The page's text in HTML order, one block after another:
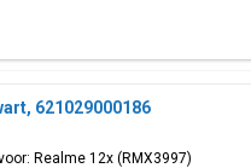
621029000186
Realme 12x (RMX3997)